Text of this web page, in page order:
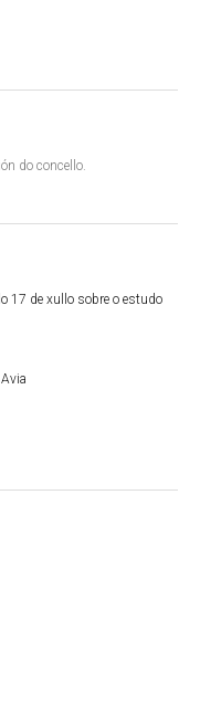
do concello.
17 de xullo sobre o estudo